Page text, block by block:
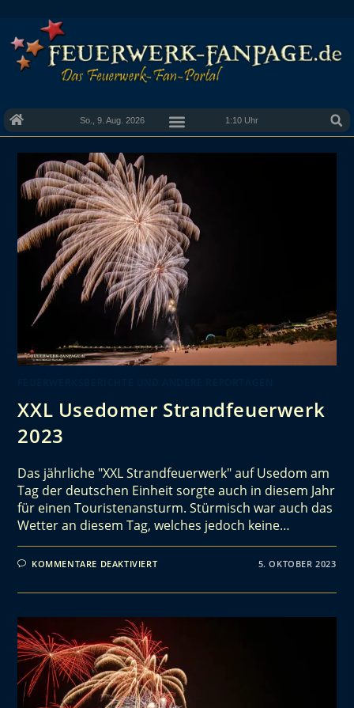
So., 9. Aug. 2026 1:10 Uhr
XXL Usedomer Strandfeuerwerk
2023
Das jährliche "XXL Strandfeuerwerk" auf Usedom am
Tag der deutschen Einheit sorgte auch in diesem Jahr
für einen Touristenansturm. Stürmisch war auch das
Wetter an diesem Tag, welches jedoch keine…
KOMMENTARE DEAKTIVIERT 5. OKTOBER 2023